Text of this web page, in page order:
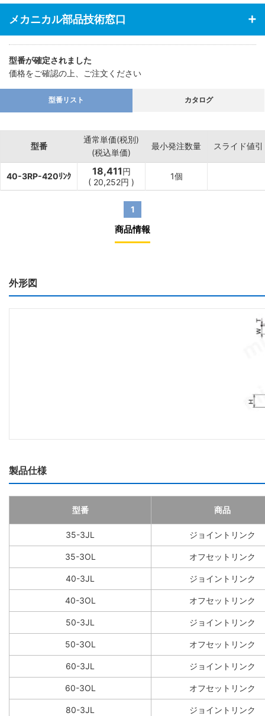
メカニカル部品技術窓口
型番が確定されました
価格をご確認の上、ご注文ください
型番リスト カタログ
型番
通常単価(税別)
(税込単価)
最小発注数量 スライド値引
40-3RP-420ﾘﾝｸ 18,411円
( 20,252円 )
1個
1
商品情報
外形図
製品仕様
型番 商品
35-3JL ジョイントリンク
35-3OL オフセットリンク
40-3JL ジョイントリンク
40-3OL オフセットリンク
50-3JL ジョイントリンク
50-3OL オフセットリンク
60-3JL ジョイントリンク
60-3OL オフセットリンク
80-3JL ジョイントリンク